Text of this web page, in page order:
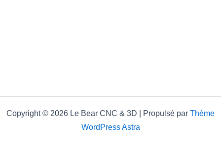
Copyright © 2026 Le Bear CNC & 3D | Propulsé par Thème
WordPress Astra